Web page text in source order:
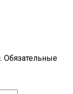
Обязательные